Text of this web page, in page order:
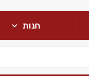
חנות